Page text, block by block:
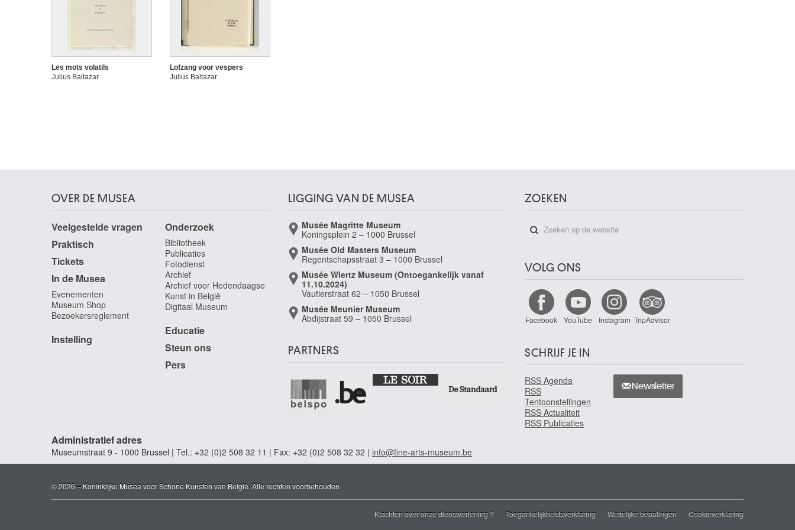
Les mots volatils
Julius Baltazar
Lofzang voor vespers
Julius Baltazar
OVER DE MUSEA
Veelgestelde vragen
Praktisch
Tickets
In de Musea
Evenementen
Museum Shop
Bezoekersreglement
Instelling
Onderzoek
Bibliotheek
Publicaties
Fotodienst
Archief
Archief voor Hedendaagse
Kunst in België
Digitaal Museum
Educatie
Steun ons
Pers
LIGGING VAN DE MUSEA
Musée Magritte Museum
Koningsplein 2 – 1000 Brussel
Musée Old Masters Museum
Regentschapsstraat 3 – 1000 Brussel
Musée Wiertz Museum (Ontoegankelijk vanaf
11.10.2024)
Vautierstraat 62 – 1050 Brussel
Musée Meunier Museum
Abdijstraat 59 – 1050 Brussel
PARTNERS
ZOEKEN
VOLG ONS
Facebook YouTube Instagram TripAdvisor
SCHRIJF JE IN
RSS Agenda
RSS
Tentoonstellingen
RSS Actualiteit
RSS Publicaties
Newsletter
Administratief adres
Museumstraat 9 - 1000 Brussel | Tel.: +32 (0)2 508 32 11 | Fax: +32 (0)2 508 32 32 | info@fine-arts-museum.be
© 2026 – Koninklijke Musea voor Schone Kunsten van België. Alle rechten voorbehouden
Klachten over onze dienstverlening ? Toegankelijkheidsverklaring Wettelijke bepalingen Cookieverklaring